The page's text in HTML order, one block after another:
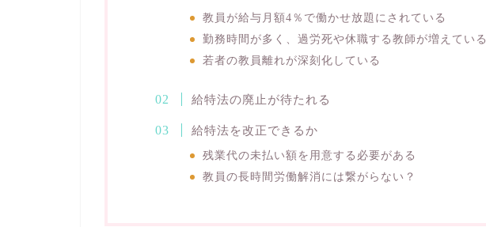
教員が給与月額4％で働かせ放題にされている
勤務時間が多く、過労死や休職する教師が増えている
若者の教員離れが深刻化している
給特法の廃止が待たれる
給特法を改正できるか
残業代の未払い額を用意する必要がある
教員の長時間労働解消には繋がらない？